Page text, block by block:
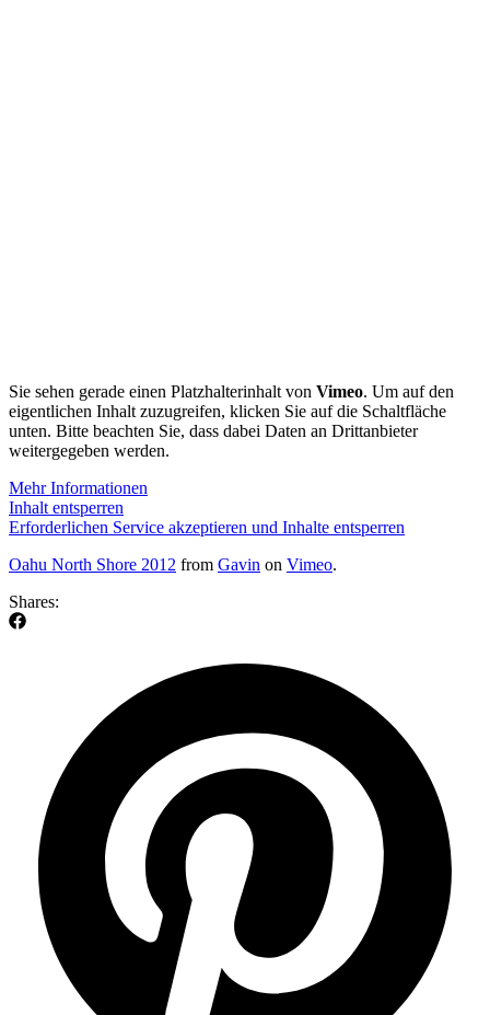
Sie sehen gerade einen Platzhalterinhalt von Vimeo. Um auf den
eigentlichen Inhalt zuzugreifen, klicken Sie auf die Schaltfläche
unten. Bitte beachten Sie, dass dabei Daten an Drittanbieter
weitergegeben werden.
Mehr Informationen
Inhalt entsperren
Erforderlichen Service akzeptieren und Inhalte entsperren
Oahu North Shore 2012 from Gavin on Vimeo.
Shares: